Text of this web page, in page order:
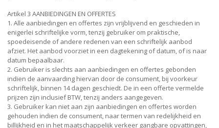
Artikel 3 AANBIEDINGEN EN OFFERTES
1. Alle aanbiedingen en offertes zijn vrijblijvend en geschieden in
enigerlei schriftelijke vorm, tenzij gebruiker om praktische,
spoedeisende of andere redenen van een schriftelijk aanbod
afziet. Het aanbod voorziet in een dagtekening of datum, of is naar
datum bepaalbaar.
2. Gebruiker is slechts aan aanbiedingen en offertes gebonden
indien de aanvaarding hiervan door de consument, bij voorkeur
schriftelijk, binnen 14 dagen geschiedt. De in een offerte vermelde
prijzen zijn inclusief BTW, tenzij anders aangegeven.
3. Gebruiker kan niet aan zijn aanbiedingen en offertes worden
gehouden indien de consument, naar termen van redelijkheid en
billijkheid en in het maatschappelijk verkeer gangbare opvattingen,